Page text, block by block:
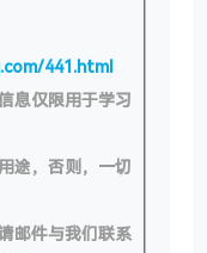
441.html
息仅限用于学习
途，否则，一切
邮件与我们联系